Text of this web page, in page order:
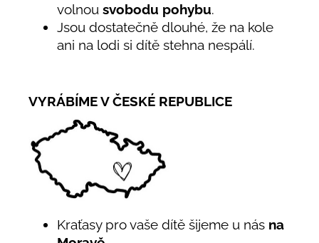
volnou svobodu pohybu.
Jsou dostatečně dlouhé, že na kole
ani na lodi si dítě stehna nespálí.
VYRÁBÍME V ČESKÉ REPUBLICE
Kraťasy pro vaše dítě šijeme u nás na